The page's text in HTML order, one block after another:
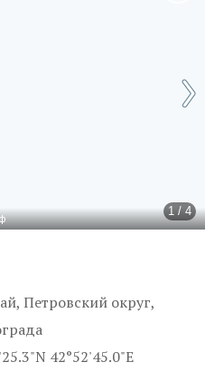
1 / 4
Петровский округ,
42°52'45.0"E